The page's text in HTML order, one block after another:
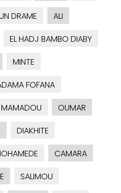
DRAME
ALI
EL HADJ BAMBO DIABY
MINTE
FOFANA
MAMADOU
OUMAR
DIAKHITE
CAMARA
SALIMOU